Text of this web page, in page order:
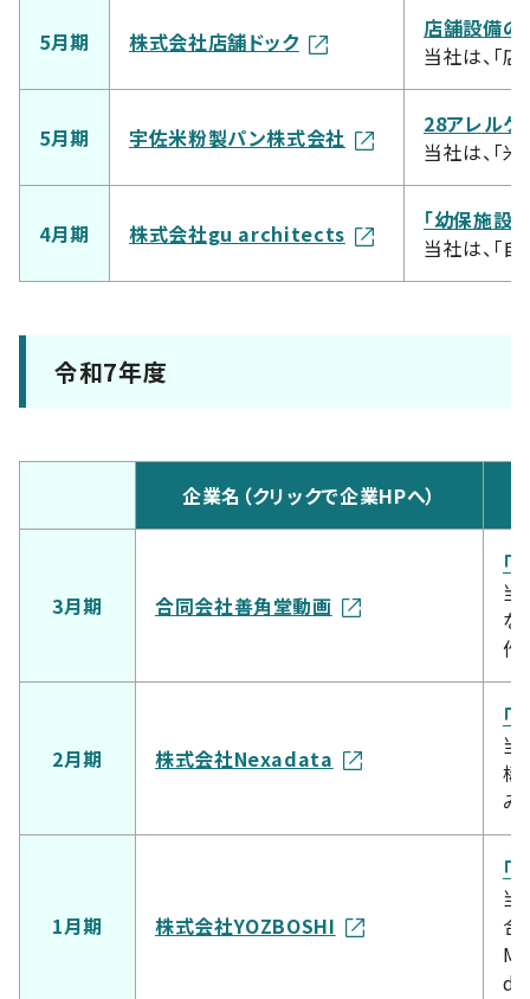
5月期 株式会社店舗ドック
店舗設備の
当社は、「
5月期 宇佐米粉製パン株式会社
28アレルゲ
当社は、「
4月期 株式会社gu architects
「幼保施設
当社は、「
令和7年度
企業名（クリックで企業HPへ）
3月期 合同会社善角堂動画
「
当
な
作
2月期 株式会社Nexadata
「
当
構
み
1月期 株式会社YOZBOSHI
「
当
合
d